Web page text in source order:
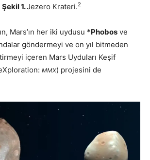
Şekil 1.Jezero Krateri.2
Mars’ın her iki uydusu *Phobos ve
göndermeyi ve on yıl bitmeden
içeren Mars Uyduları Keşif
MMX) projesini de